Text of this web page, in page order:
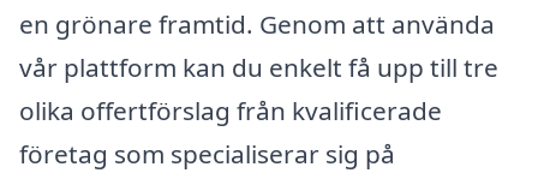
en grönare framtid. Genom att använda
vår plattform kan du enkelt få upp till tre
olika offertförslag från kvalificerade
företag som specialiserar sig på